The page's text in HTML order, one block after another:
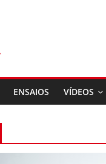
ENSAIOS VÍDEOS